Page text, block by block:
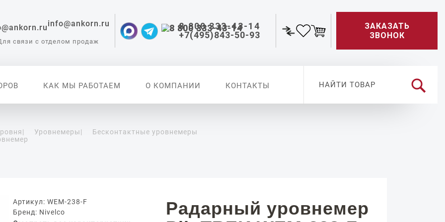
info@ankorn.ru
связи с отделом продаж
8 800 333-43-14
+7(495)843-50-93
ЗАКАЗАТЬ
ЗВОНОК
КАК МЫ РАБОТАЕМ О КОМПАНИИ КОНТАКТЫ
для
| Уровнемеры|
Бесконтактные уровнемеры
Артикул: WEM-238-F
Бренд: Nivelco
Радарный уровнемер